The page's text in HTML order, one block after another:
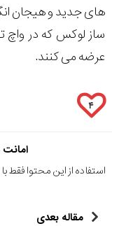
ساز لوکس که در واچ
عرضه می کنند.
۴
امانت
استفاده از این محتوا فقط
مقاله بعدی